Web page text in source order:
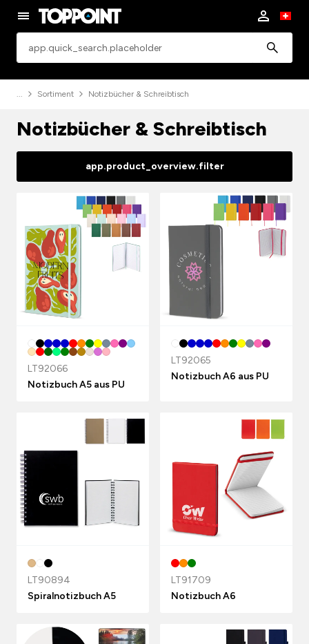
Sortiment Notizbücher & Schreibtisch
Notizbücher & Schreibtisch
app.product_overview.filter
LT92066
Notizbuch A5 aus PU
LT92065
Notizbuch A6 aus PU
LT90894
Spiralnotizbuch A5
LT91709
Notizbuch A6